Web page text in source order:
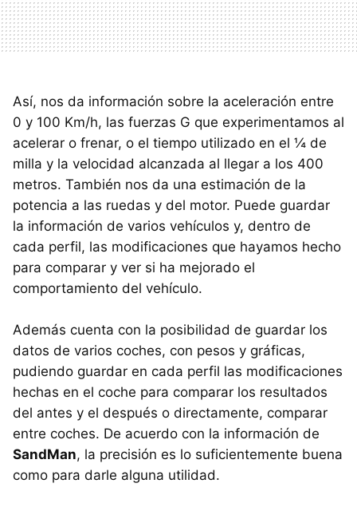
Así, nos da información sobre la aceleración entre
0 y 100 Km/h, las fuerzas G que experimentamos al
acelerar o frenar, o el tiempo utilizado en el ¼ de
milla y la velocidad alcanzada al llegar a los 400
metros. También nos da una estimación de la
potencia a las ruedas y del motor. Puede guardar
la información de varios vehículos y, dentro de
cada perfil, las modificaciones que hayamos hecho
para comparar y ver si ha mejorado el
comportamiento del vehículo.
Además cuenta con la posibilidad de guardar los
datos de varios coches, con pesos y gráficas,
pudiendo guardar en cada perfil las modificaciones
hechas en el coche para comparar los resultados
del antes y el después o directamente, comparar
entre coches. De acuerdo con la información de
SandMan, la precisión es lo suficientemente buena
como para darle alguna utilidad.